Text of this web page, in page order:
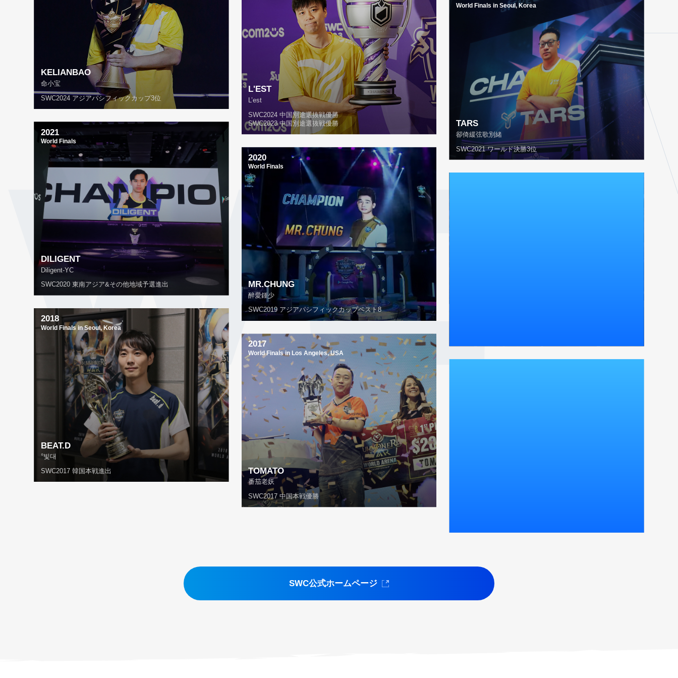
KELIANBAO
命小宝
SWC2024 アジアパシフィックカップ3位
L'EST
L’est
SWC2024 中国別途選抜戦優勝
SWC2023 中国別途選抜戦優勝
World Finals in Seoul, Korea
TARS
卻倚緩弦歌別緒
SWC2021 ワールド決勝3位
2021
World Finals
DILIGENT
Diligent-YC
SWC2020 東南アジア&その他地域予選進出
2020
World Finals
MR.CHUNG
醉愛鍾少
SWC2019 アジアパシフィックカップベスト8
2018
World Finals in Seoul, Korea
BEAT.D
°빛대
SWC2017 韓国本戦進出
2017
World Finals in Los Angeles, USA
TOMATO
番茄老妖
SWC2017 中国本戦優勝
SWC公式ホームページ